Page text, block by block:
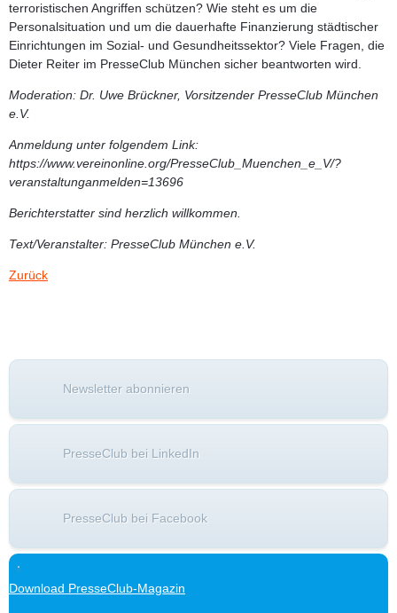
terroristischen Angriffen schützen? Wie steht es um die
Personalsituation und um die dauerhafte Finanzierung städtischer
Einrichtungen im Sozial- und Gesundheitssektor? Viele Fragen, die
Dieter Reiter im PresseClub München sicher beantworten wird.
Moderation: Dr. Uwe Brückner, Vorsitzender PresseClub München
e.V.
Anmeldung unter folgendem Link:
https://www.vereinonline.org/PresseClub_Muenchen_e_V/?
veranstaltunganmelden=13696
Berichterstatter sind herzlich willkommen.
Text/Veranstalter: PresseClub München e.V.
Zurück
Newsletter abonnieren
PresseClub bei LinkedIn
PresseClub bei Facebook
Download PresseClub-Magazin